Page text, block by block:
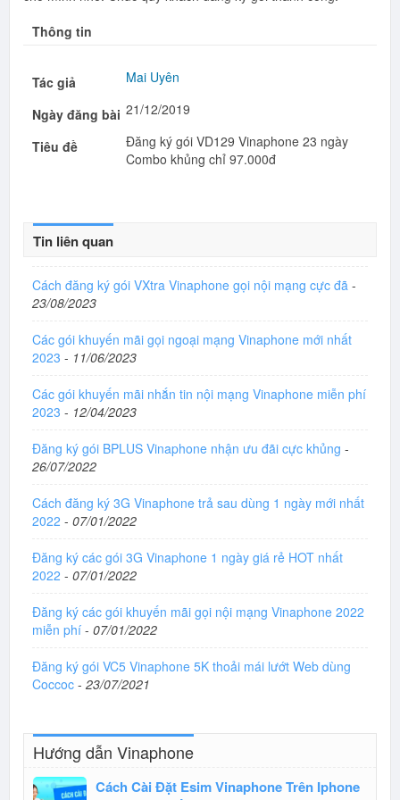
Thông tin
Tác giả Mai Uyên
Ngày đăng bài 21/12/2019
Tiêu đề
Đăng ký gói VD129 Vinaphone 23 ngày
Combo khủng chỉ 97.000đ
Tin liên quan
Cách đăng ký gói VXtra Vinaphone gọi nội mạng cực đã -
23/08/2023
Các gói khuyến mãi gọi ngoại mạng Vinaphone mới nhất
2023 - 11/06/2023
Các gói khuyến mãi nhắn tin nội mạng Vinaphone miễn phí
2023 - 12/04/2023
Đăng ký gói BPLUS Vinaphone nhận ưu đãi cực khủng -
26/07/2022
Cách đăng ký 3G Vinaphone trả sau dùng 1 ngày mới nhất
2022 - 07/01/2022
Đăng ký các gói 3G Vinaphone 1 ngày giá rẻ HOT nhất
2022 - 07/01/2022
Đăng ký các gói khuyến mãi gọi nội mạng Vinaphone 2022
miễn phí - 07/01/2022
Đăng ký gói VC5 Vinaphone 5K thoải mái lướt Web dùng
Coccoc - 23/07/2021
Hướng dẫn Vinaphone
Cách Cài Đặt Esim Vinaphone Trên Iphone